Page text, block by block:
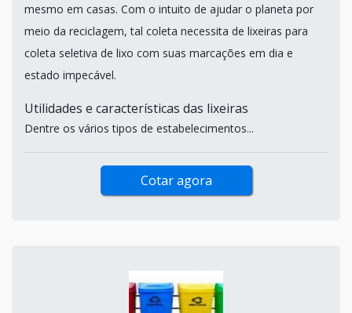
mesmo em casas. Com o intuito de ajudar o planeta por
meio da reciclagem, tal coleta necessita de lixeiras para
coleta seletiva de lixo com suas marcações em dia e
estado impecável.
Utilidades e características das lixeiras
Dentre os vários tipos de estabelecimentos...
Cotar agora